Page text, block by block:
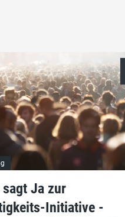
Ja zur
Initiative -